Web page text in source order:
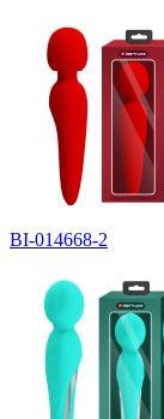
BI-014668-2